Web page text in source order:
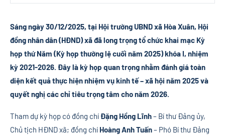
Sáng ngày 30/12/2025, tại Hội trường UBND xã Hòa Xuân, Hội
đồng nhân dân (HĐND) xã đã long trọng tổ chức khai mạc Kỳ
họp thứ Năm (Kỳ họp thường lệ cuối năm 2025) khóa I, nhiệm
kỳ 2021-2026. Đây là kỳ họp quan trọng nhằm đánh giá toàn
diện kết quả thực hiện nhiệm vụ kinh tế – xã hội năm 2025 và
quyết nghị các chỉ tiêu trọng tâm cho năm 2026.
Tham dự kỳ họp có đồng chí Đặng Hồng Lĩnh– Bí thư Đảng ủy,
Chủ tịch HĐND xã; đồng chí Hoàng Anh Tuấn– Phó Bí thư Đảng